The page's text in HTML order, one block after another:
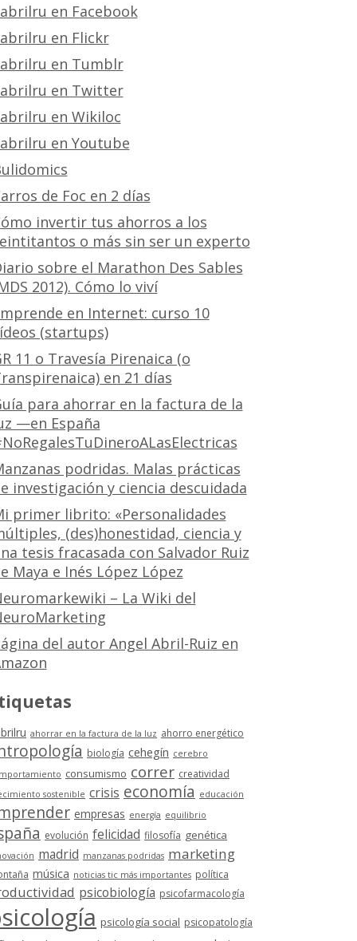
en Facebook
en Flickr
en Tumblr
en Twitter
en Wikiloc
en Youtube
de Foc en 2 días
invertir tus ahorros a los
o más sin ser un experto
sobre el Marathon Des Sables
2012). Cómo lo viví
en Internet: curso 10
(startups)
11 o Travesía Pirenaica (o
en 21 días
para ahorrar en la factura de la
—en España
podridas. Malas prácticas
investigación y ciencia descuidada
primer librito: «Personalidades
(des)honestidad, ciencia y
tesis fracasada con Salvador Ruiz
Maya e Inés López López
– La Wiki del
del autor Angel Abril-Ruiz en
ahorrar en la factura de la luz ahorro energético
biología cehegín cerebro
consumismo correr creatividad
sostenible crisis economía educación
empresas energía equilibrio
evolución felicidad filosofía genética
madrid manzanas podridas marketing
música noticias tic más importantes política
psicobiología psicofarmacología
psicología social psicopatología